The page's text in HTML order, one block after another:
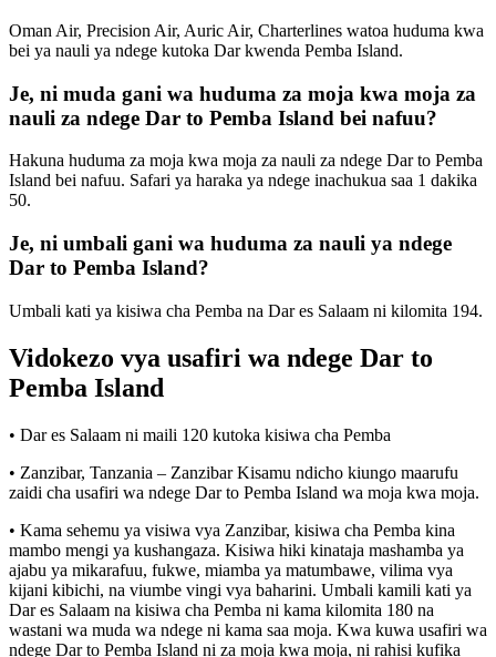
Oman Air, Precision Air, Auric Air, Charterlines watoa huduma kwa
bei ya nauli ya ndege kutoka Dar kwenda Pemba Island.
Je, ni muda gani wa huduma za moja kwa moja za
nauli za ndege Dar to Pemba Island bei nafuu?
Hakuna huduma za moja kwa moja za nauli za ndege Dar to Pemba
Island bei nafuu. Safari ya haraka ya ndege inachukua saa 1 dakika
50.
Je, ni umbali gani wa huduma za nauli ya ndege
Dar to Pemba Island?
Umbali kati ya kisiwa cha Pemba na Dar es Salaam ni kilomita 194.
Vidokezo vya usafiri wa ndege Dar to
Pemba Island
• Dar es Salaam ni maili 120 kutoka kisiwa cha Pemba
• Zanzibar, Tanzania – Zanzibar Kisamu ndicho kiungo maarufu
zaidi cha usafiri wa ndege Dar to Pemba Island wa moja kwa moja.
• Kama sehemu ya visiwa vya Zanzibar, kisiwa cha Pemba kina
mambo mengi ya kushangaza. Kisiwa hiki kinataja mashamba ya
ajabu ya mikarafuu, fukwe, miamba ya matumbawe, vilima vya
kijani kibichi, na viumbe vingi vya baharini. Umbali kamili kati ya
Dar es Salaam na kisiwa cha Pemba ni kama kilomita 180 na
wastani wa muda wa ndege ni kama saa moja. Kwa kuwa usafiri wa
ndege Dar to Pemba Island ni za moja kwa moja, ni rahisi kufika